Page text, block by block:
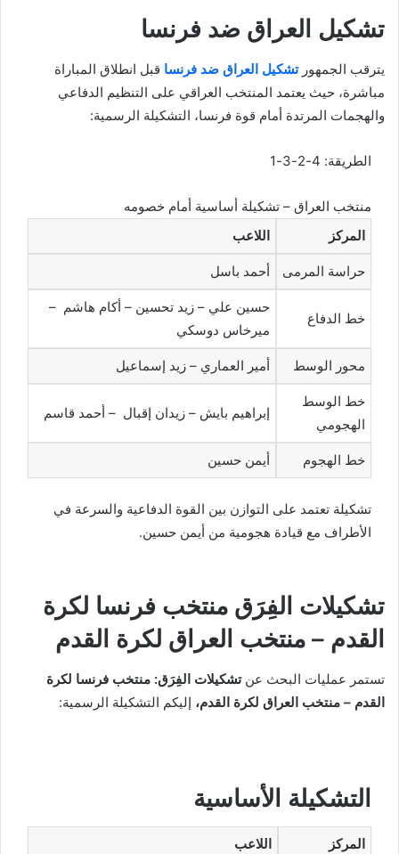
تشكيل العراق ضد فرنسا
يترقب الجمهورتشكيل العراق ضد فرنسا قبل انطلاق المباراة
مباشرة، حيث يعتمد المنتخب العراقي على التنظيم الدفاعي
والهجمات المرتدة أمام قوة فرنسا، التشكيلة الرسمية:
الطريقة: 4-2-3-1
منتخب العراق – تشكيلة أساسية أمام خصومه
المركز
اللاعب
حراسة المرمى أحمد باسل
خط الدفاع
حسين علي – زيد تحسين – أكام هاشم –
ميرخاس دوسكي
محور الوسط أمير العماري – زيد إسماعيل
خط الوسط
الهجومي
إبراهيم بايش – زيدان إقبال – أحمد قاسم
خط الهجوم أيمن حسين
تشكيلة تعتمد على التوازن بين القوة الدفاعية والسرعة في
الأطراف مع قيادة هجومية من أيمن حسين.
تشكيلات الفِرَق منتخب فرنسا لكرة
القدم – منتخب العراق لكرة القدم
تستمر عمليات البحث عنتشكيلات الفِرَق: منتخب فرنسا لكرة
القدم – منتخب العراق لكرة القدم، إليكم التشكيلة الرسمية:
التشكيلة الأساسية
المركز اللاعب